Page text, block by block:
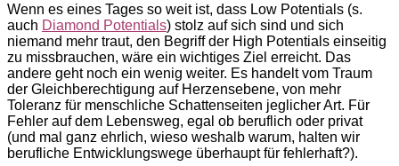
Wenn es eines Tages so weit ist, dass Low Potentials (s.
auch Diamond Potentials) stolz auf sich sind und sich
niemand mehr traut, den Begriff der High Potentials einseitig
zu missbrauchen, wäre ein wichtiges Ziel erreicht. Das
andere geht noch ein wenig weiter. Es handelt vom Traum
der Gleichberechtigung auf Herzensebene, von mehr
Toleranz für menschliche Schattenseiten jeglicher Art. Für
Fehler auf dem Lebensweg, egal ob beruflich oder privat
(und mal ganz ehrlich, wieso weshalb warum, halten wir
berufliche Entwicklungswege überhaupt für fehlerhaft?).